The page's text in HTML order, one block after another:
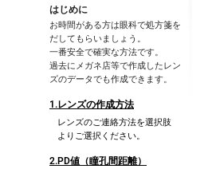
はじめに
お時間がある方は眼科で処方箋を
だしてもらいましょう。
一番安全で確実な方法です。
過去にメガネ店等で作成したレン
ズのデータでも作成できます。
1.レンズの作成方法
レンズのご連絡方法を選択肢
よりご選択ください。
2.PD値（瞳孔間距離）